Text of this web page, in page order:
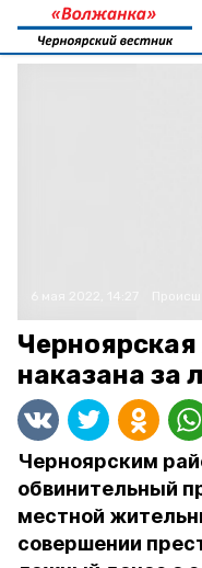
наказана за
Черноярским
обвинительный
местной
совершении